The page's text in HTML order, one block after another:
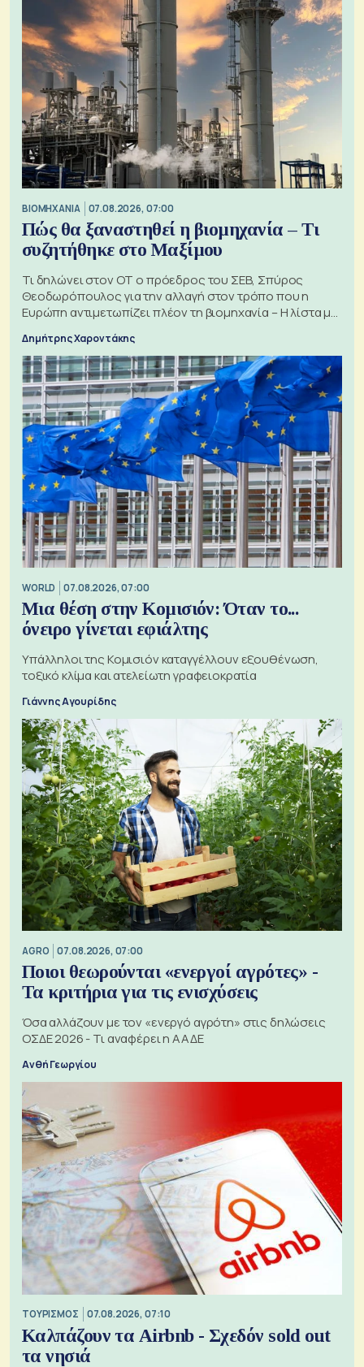
ΒΙΟΜΗΧΑΝΙΑ 07.08.2026, 07:00
Πώς θα ξαναστηθεί η βιομηχανία – Τι
συζητήθηκε στο Μαξίμου
Τι δηλώνει στον ΟΤ ο πρόεδρος του ΣΕΒ, Σπύρος
Θεοδωρόπουλος για την αλλαγή στον τρόπο που η
Ευρώπη αντιμετωπίζει πλέον τη βιομηχανία – Η λίστα με
Δημήτρης Χαροντάκης
WORLD 07.08.2026, 07:00
Μια θέση στην Κομισιόν: Όταν το...
όνειρο γίνεται εφιάλτης
Υπάλληλοι της Κομισιόν καταγγέλλουν εξουθένωση,
τοξικό κλίμα και ατελείωτη γραφειοκρατία
Γιάννης Αγουρίδης
AGRO 07.08.2026, 07:00
Ποιοι θεωρούνται «ενεργοί αγρότες» -
Τα κριτήρια για τις ενισχύσεις
Όσα αλλάζουν με τον «ενεργό αγρότη» στις δηλώσεις
ΟΣΔΕ 2026 - Τι αναφέρει η ΑΑΔΕ
Ανθή Γεωργίου
ΤΟΥΡΙΣΜΟΣ 07.08.2026, 07:10
Καλπάζουν τα Airbnb - Σχεδόν sold out
τα νησιά